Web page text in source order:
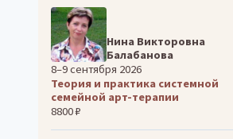
Нина Викторовна
Балабанова
8–9 сентября 2026
Теория и практика системной
семейной арт-терапии
8800 ₽